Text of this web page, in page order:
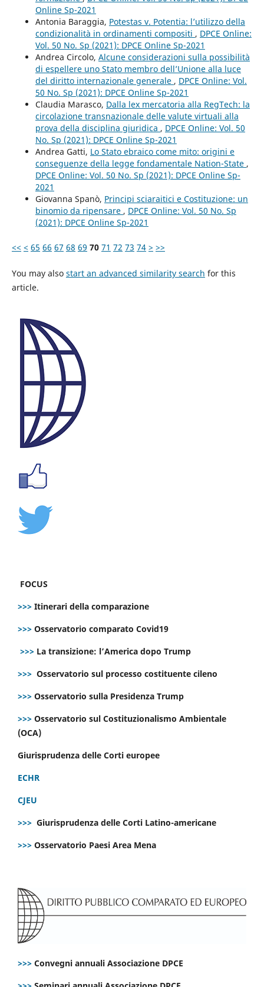
Online Sp-2021
Antonia Baraggia, Potestas v. Potentia: l’utilizzo della
condizionalità in ordinamenti compositi , DPCE Online:
Vol. 50 No. Sp (2021): DPCE Online Sp-2021
Andrea Circolo, Alcune considerazioni sulla possibilità
di espellere uno Stato membro dell’Unione alla luce
del diritto internazionale generale , DPCE Online: Vol.
50 No. Sp (2021): DPCE Online Sp-2021
Claudia Marasco, Dalla lex mercatoria alla RegTech: la
circolazione transnazionale delle valute virtuali alla
prova della disciplina giuridica , DPCE Online: Vol. 50
No. Sp (2021): DPCE Online Sp-2021
Andrea Gatti, Lo Stato ebraico come mito: origini e
conseguenze della legge fondamentale Nation-State ,
DPCE Online: Vol. 50 No. Sp (2021): DPCE Online Sp-
2021
Giovanna Spanò, Principi sciaraitici e Costituzione: un
binomio da ripensare , DPCE Online: Vol. 50 No. Sp
(2021): DPCE Online Sp-2021
<< < 65 66 67 68 69 70 71 72 73 74 > >>
You may also start an advanced similarity search for this
article.
FOCUS
>>> Itinerari della comparazione
>>> Osservatorio comparato Covid19
>>> La transizione: l’America dopo Trump
>>> Osservatorio sul processo costituente cileno
>>> Osservatorio sulla Presidenza Trump
>>> Osservatorio sul Costituzionalismo Ambientale
(OCA)
Giurisprudenza delle Corti europee
ECHR
CJEU
>>> Giurisprudenza delle Corti Latino-americane
>>> Osservatorio Paesi Area Mena
>>> Convegni annuali Associazione DPCE